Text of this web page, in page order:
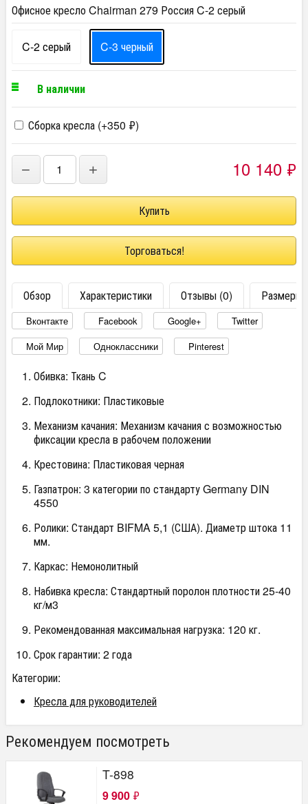
Офисное кресло Chairman 279 Россия C-2 серый
C-2 серый C-3 черный
В наличии
Сборка кресла (+350 ₽)
− + 10 140 ₽
Торговаться!
Обзор Характеристики Отзывы (0) Размеры
Вконтакте Facebook Google+
Twitter
Мой Мир
Одноклассники Pinterest
Обивка: Ткань C
Подлокотники: Пластиковые
Механизм качания: Механизм качания с возможностью
фиксации кресла в рабочем положении
Крестовина: Пластиковая черная
Газпатрон: 3 категории по стандарту Germany DIN
4550
Ролики: Стандарт BIFMA 5,1 (США). Диаметр штока 11
мм.
Каркас: Немонолитный
Набивка кресла: Стандартный поролон плотности 25-40
кг/м3
Рекомендованная максимальная нагрузка: 120 кг.
Срок гарантии: 2 года
Категории:
Кресла для руководителей
Рекомендуем посмотреть
T-898
9 900 ₽